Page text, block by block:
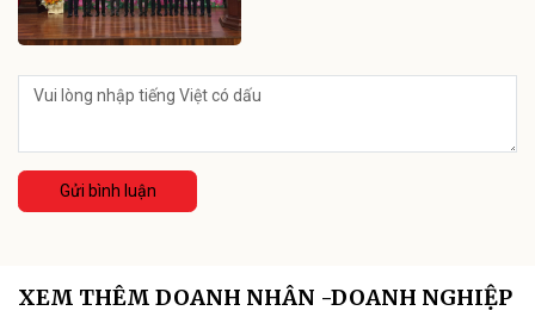
Gửi bình luận
XEM THÊM DOANH NHÂN -DOANH NGHIỆP